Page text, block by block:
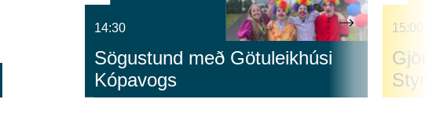
14:30
Sögustund með Götuleikhúsi
Kópavogs
15:00